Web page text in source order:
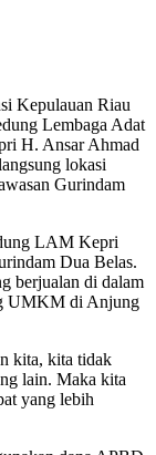
Kepulauan Riau
Lembaga Adat
H. Ansar Ahmad
lokasi
Gurindam
LAM Kepri
Dua Belas.
berjualan di dalam
UMKM di Anjung
kita, kita tidak
lain. Maka kita
yang lebih